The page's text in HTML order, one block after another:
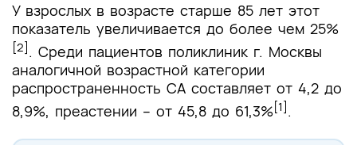
У взрослых в возрасте старше 85 лет этот
показатель увеличивается до более чем 25%
[2]. Среди пациентов поликлиник г. Москвы
аналогичной возрастной категории
распространенность СА составляет от 4,2 до
8,9%, преастении – от 45,8 до 61,3%[1].